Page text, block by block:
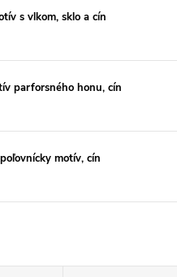
s vlkom, sklo a cín
parforsného honu, cín
motív, cín